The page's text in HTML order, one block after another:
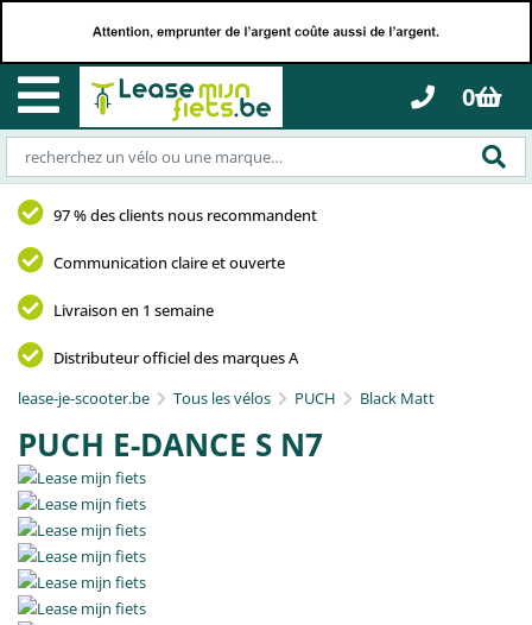
0
97 % des clients nous recommandent
Communication claire et ouverte
Livraison en 1 semaine
Distributeur officiel des marques A
lease-je-scooter.be
Tous les vélos PUCH Black Matt
PUCH E-DANCE S N7